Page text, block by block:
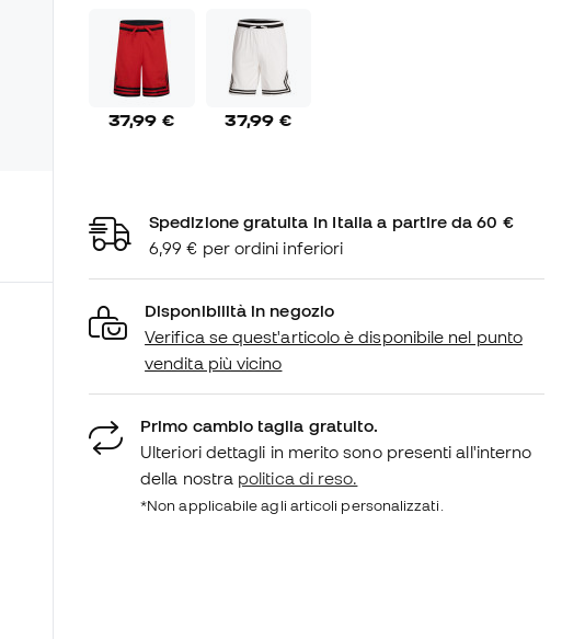
37,99 € 37,99 €
Spedizione gratuita in Italia a partire da 60 €
6,99 € per ordini inferiori
Disponibilità in negozio
Verifica se quest'articolo è disponibile nel punto
vendita più vicino
Primo cambio taglia gratuito.
Ulteriori dettagli in merito sono presenti all'interno
della nostra politica di reso.
*Non applicabile agli articoli personalizzati.